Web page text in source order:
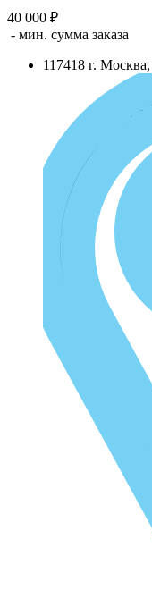
40 000 ₽
- мин. сумма заказа
117418 г. Москва,